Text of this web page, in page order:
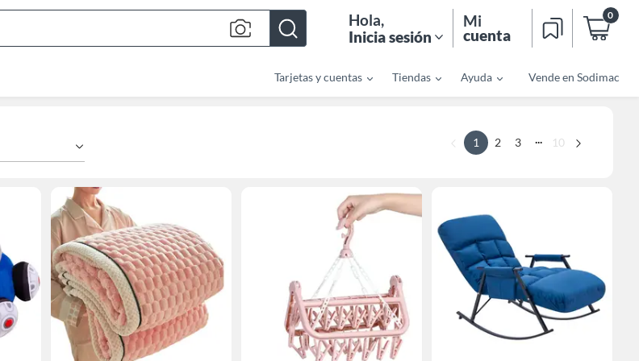
Bar
Hola,
Inicia sesión
Mi
cuenta
0
Tarjetas y cuentas Tiendas Ayuda Vende en Sodimac
1 2 3 ... 10